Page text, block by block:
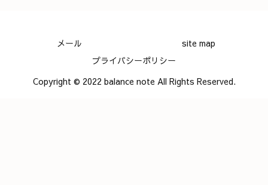
メール
site map
プライバシーポリシー
Copyright © 2022 balance note All Rights Reserved.